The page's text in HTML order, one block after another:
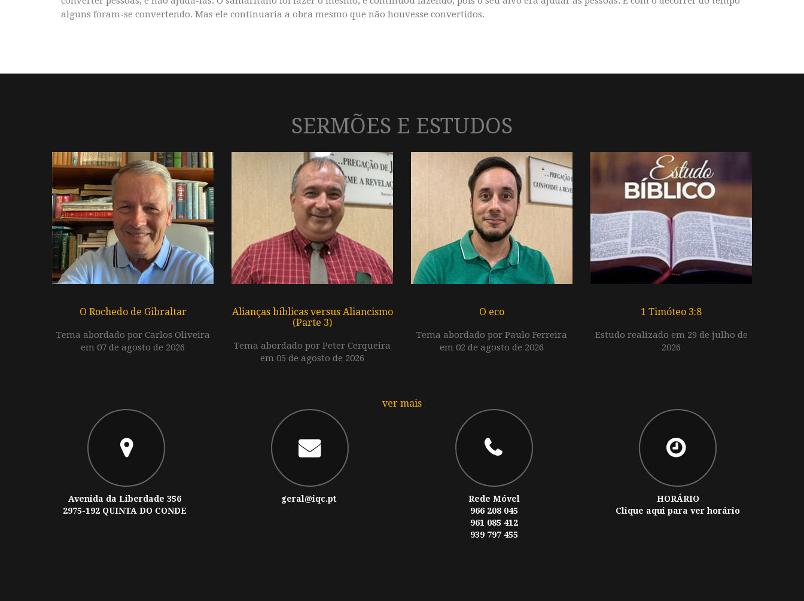
alguns foram-se convertendo. Mas ele continuaria a obra mesmo que não houvesse convertidos.
SERMÕES E ESTUDOS
O Rochedo de Gibraltar
Tema abordado por Carlos Oliveira
em 07 de agosto de 2026
Alianças bíblicas versus Aliancismo
(Parte 3)
Tema abordado por Peter Cerqueira
em 05 de agosto de 2026
O eco
Tema abordado por Paulo Ferreira
em 02 de agosto de 2026
1 Timóteo 3:8
Estudo realizado em 29 de julho de
2026
ver mais
Avenida da Liberdade 356
2975-192 QUINTA DO CONDE
geral@iqc.pt
Rede Móvel
966 208 045
961 085 412
939 797 455
HORÁRIO
Clique aqui para ver horário